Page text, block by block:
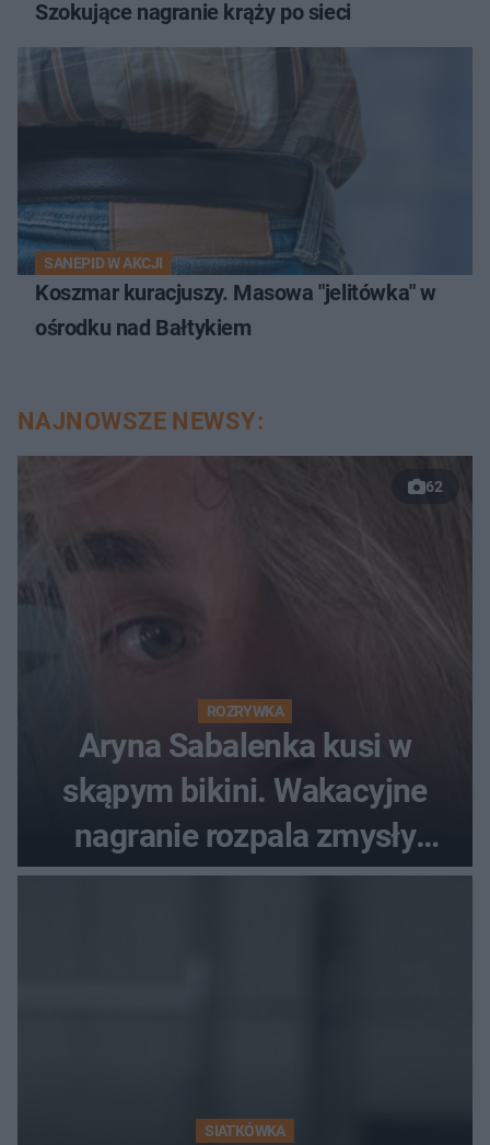
Szokujące nagranie krąży po sieci
SANEPID W AKCJI
Koszmar kuracjuszy. Masowa "jelitówka" w
ośrodku nad Bałtykiem
NAJNOWSZE NEWSY:
62
ROZRYWKA
Aryna Sabalenka kusi w
skąpym bikini. Wakacyjne
nagranie rozpala zmysły
fanów
SIATKÓWKA